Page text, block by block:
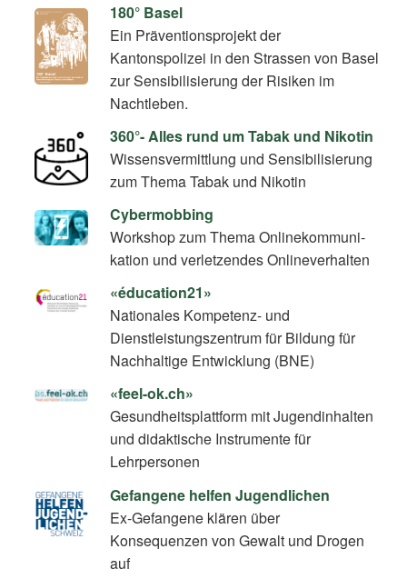
180° Basel
Ein Präventionsprojekt der
Kantonspolizei in den Strassen von Basel
zur Sensibilisierung der Risiken im
Nachtleben.
360°- Alles rund um Tabak und Nikotin
Wissensvermittlung und Sensibilisierung
zum Thema Tabak und Nikotin
Cybermobbing
Workshop zum Thema On­line­kom­mu­ni­
ka­ti­on und verletzendes Onlineverhalten
«éducation21»
Nationales Kompetenz- und
Dienstleistungszentrum für Bildung für
Nachhaltige Entwicklung (BNE)
«feel-ok.ch»
Gesundheitsplattform mit Jugendinhalten
und didaktische Instrumente für
Lehrpersonen
Gefangene helfen Jugendlichen
Ex-Gefangene klären über
Konsequenzen von Gewalt und Drogen
auf